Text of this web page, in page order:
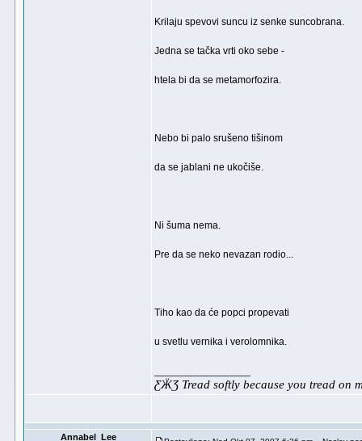
Krilaju spevovi suncu iz senke suncobrana.
Jedna se tačka vrti oko sebe -
htela bi da se metamorfozira.
Nebo bi palo srušeno tišinom
da se jablani ne ukočiše.
Ni šuma nema.
Pre da se neko nevazan rodio...
Tiho kao da će popci propevati
u svetlu vernika i verolomnika.
ƸӜƷ Tread softly because you tread on
Annabel_Lee